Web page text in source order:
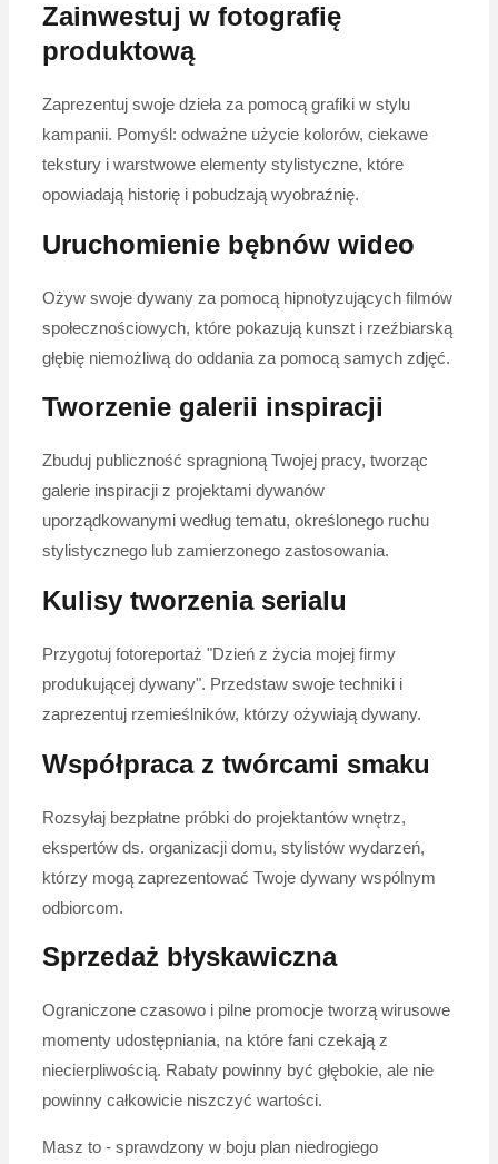
Zainwestuj w fotografię
produktową
Zaprezentuj swoje dzieła za pomocą grafiki w stylu
kampanii. Pomyśl: odważne użycie kolorów, ciekawe
tekstury i warstwowe elementy stylistyczne, które
opowiadają historię i pobudzają wyobraźnię.
Uruchomienie bębnów wideo
Ożyw swoje dywany za pomocą hipnotyzujących filmów
społecznościowych, które pokazują kunszt i rzeźbiarską
głębię niemożliwą do oddania za pomocą samych zdjęć.
Tworzenie galerii inspiracji
Zbuduj publiczność spragnioną Twojej pracy, tworząc
galerie inspiracji z projektami dywanów
uporządkowanymi według tematu, określonego ruchu
stylistycznego lub zamierzonego zastosowania.
Kulisy tworzenia serialu
Przygotuj fotoreportaż "Dzień z życia mojej firmy
produkującej dywany". Przedstaw swoje techniki i
zaprezentuj rzemieślników, którzy ożywiają dywany.
Współpraca z twórcami smaku
Rozsyłaj bezpłatne próbki do projektantów wnętrz,
ekspertów ds. organizacji domu, stylistów wydarzeń,
którzy mogą zaprezentować Twoje dywany wspólnym
odbiorcom.
Sprzedaż błyskawiczna
Ograniczone czasowo i pilne promocje tworzą wirusowe
momenty udostępniania, na które fani czekają z
niecierpliwością. Rabaty powinny być głębokie, ale nie
powinny całkowicie niszczyć wartości.
Masz to - sprawdzony w boju plan niedrogiego